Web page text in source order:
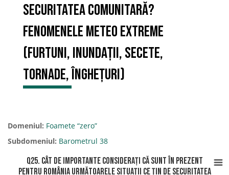
SECURITATEA COMUNITARĂ?
Fenomenele meteo extreme
(furtuni, inundații, secete,
tornade, înghețuri)
Domeniul: Foamete “zero”
Subdomeniul: Barometrul 38
Q25. Cât de importante considerați că sunt în prezent
pentru România următoarele situații ce țin de SECURITATEA